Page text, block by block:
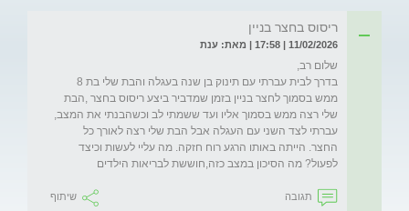
ריסוס בחצר בניין
11/02/2026 | 17:58 | מאת: ענת
ממש בסמוך לחצר בניין בזמן שמדביר ביצע ריסוס בחצר ,הבת
שלי רצה ממש בסמוך אליו ועד ששמתי לב וכשהבנתי את המצב,
עברתי לצד השני עם העגלה אבל הבת שלי רצה לאורך כל
החצר. הייתה באותו הרגע רוח חזקה. מה עליי לעשות וכיצד
לפעול? מה הסיכון במצב כזה,חוששת לבריאות הילדים
תגובה שיתוף